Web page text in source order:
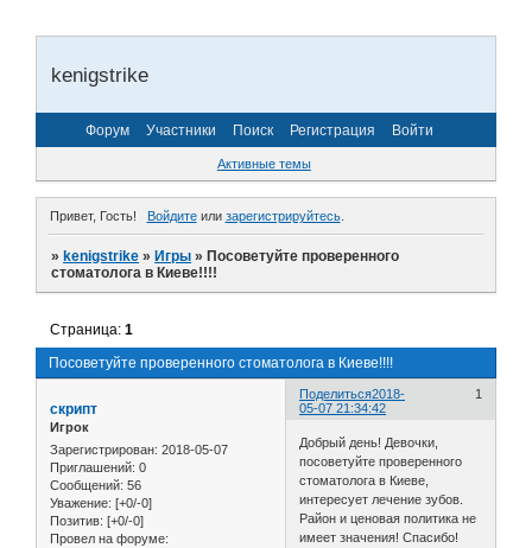
kenigstrike
Форум Участники Поиск Регистрация Войти
Активные темы
Привет, Гость! Войдитеили зарегистрируйтесь.
»kenigstrike »Игры »Посоветуйте проверенного
стоматолога в Киеве!!!!
Посоветуйте проверенного стоматолога в Киеве!!!!
Страница:1
Поделиться 1
2018-
05-07 21:34:42
скрипт
Игрок
Зарегистрирован: 2018-05-07
Приглашений: 0
Сообщений: 56
Уважение: [+0/-0]
Позитив: [+0/-0]
Провел на форуме:
Добрый день! Девочки,
посоветуйте проверенного
стоматолога в Киеве,
интересует лечение зубов.
Район и ценовая политика не
имеет значения! Спасибо!